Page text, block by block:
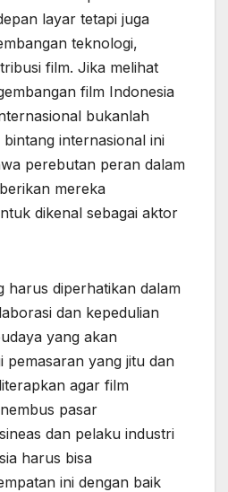
layar tetapi juga
teknologi,
film. Jika melihat
film Indonesia
bukanlah
bintang internasional ini
perebutan peran dalam
mereka
dikenal sebagai aktor
harus diperhatikan dalam
dan kepedulian
yang akan
pemasaran yang jitu dan
agar film
pasar
dan pelaku industri
harus bisa
ini dengan baik